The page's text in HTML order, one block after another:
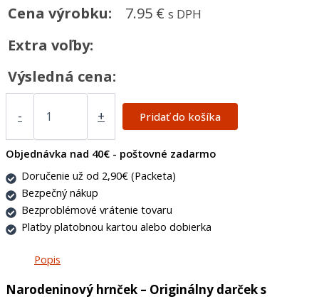
Cena výrobku: 7.95 € s DPH
Extra voľby:
Výsledná cena:
- + Pridať do košíka
Objednávka nad 40€ - poštovné zadarmo
Doručenie už od 2,90€ (Packeta)
Bezpečný nákup
Bezproblémové vrátenie tovaru
Platby platobnou kartou alebo dobierka
Popis
Narodeninový hrnček – Originálny darček s